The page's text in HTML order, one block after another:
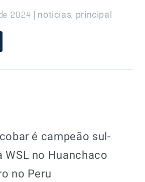
2024 | noticias, principal
é campeão sul-
WSL no Huanchaco
no Peru